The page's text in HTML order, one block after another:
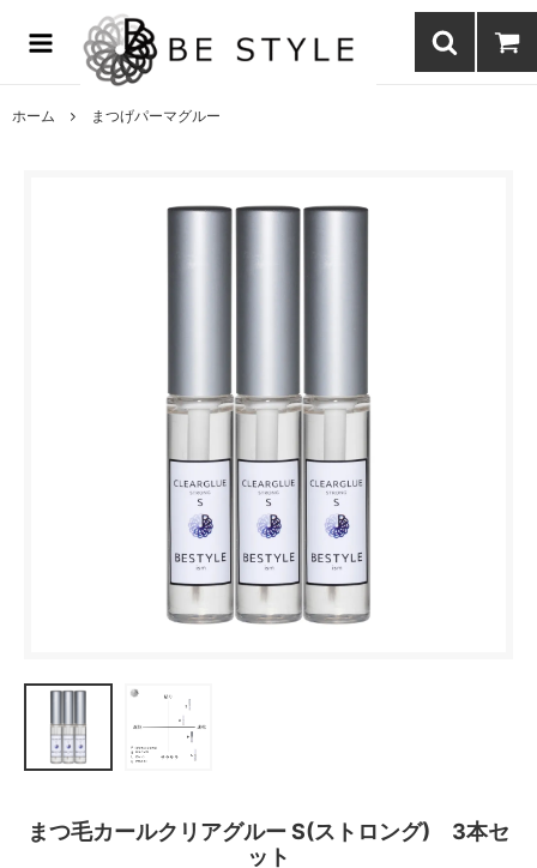
まつげエクステ商材の通販・まつげパーマ・ボディジュエリーなどまつ
げ商材・美容商材の通販｜BE STYLE beauty shop
ホーム まつげパーマグルー
まつ毛カールクリアグルー S(ストロング) 3本セ
ット